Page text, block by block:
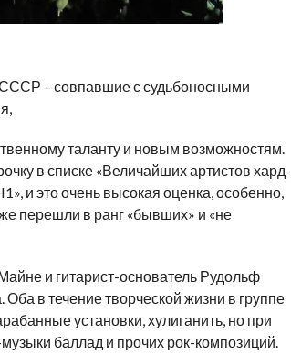
– совпавшие с судьбоносными
таланту и новым возможностям.
в списке «Величайших артистов хард-
и это очень высокая оценка, особенно,
перешли в ранг «бывших» и «не
и гитарист-основатель Рудольф
в течение творческой жизни в группе
установки, хулиганить, но при
баллад и прочих рок-композиций.